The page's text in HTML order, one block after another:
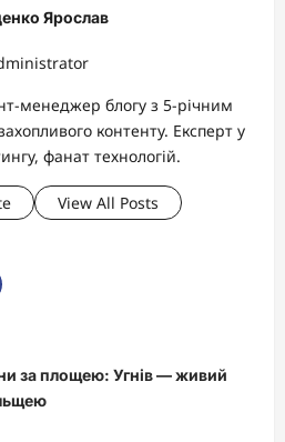
Ярослав
менеджер блогу з 5-річним
контенту. Експерт у
фанат технологій.
View All Posts
за площею: Угнів — живий